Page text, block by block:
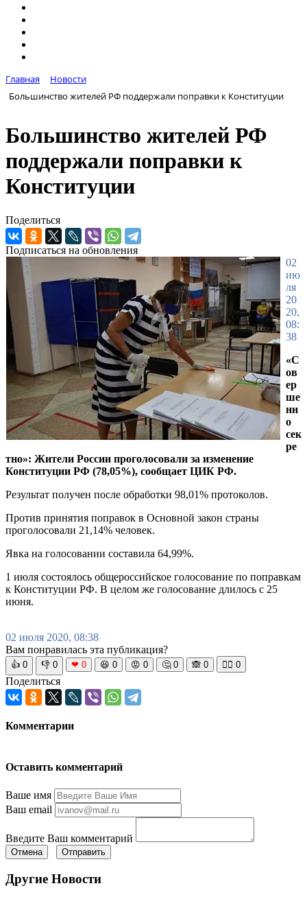
Главная
Новости
Большинство жителей РФ поддержали поправки к Конституции
Большинство жителей РФ
поддержали поправки к
Конституции
Поделиться
Подписаться на обновления
02
ию
ля
20
20,
08:
38
«С
ов
ер
ше
нн
о
сек
ре
тно»: Жители России проголосовали за изменение
Конституции РФ (78,05%), сообщает ЦИК РФ.
Результат получен после обработки 98,01% протоколов.
Против принятия поправок в Основной закон страны
проголосовали 21,14% человек.
Явка на голосовании составила 64,99%.
1 июля состоялось общероссийское голосование по поправкам
к Конституции РФ. В целом же голосование длилось с 25
июня.
02 июля 2020, 08:38
Вам понравилась эта публикация?
👍 0 👎 0 ❤ 0 😆 0 😡 0 🤔 0 🙈 0 🧘‍♀️ 0
Поделиться
Комментарии
Оставить комментарий
Ваше имя
Ваш email
Введите Ваш комментарий
Отмена Отправить
Другие Новости